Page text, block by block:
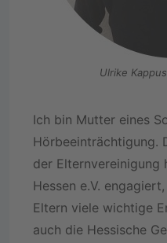
Ulrike
Ich bin Mutter eines
Hörbeeinträchtigung.
der Elternvereinigung
Hessen e.V.
Eltern viele wichtige
auch die Hessische